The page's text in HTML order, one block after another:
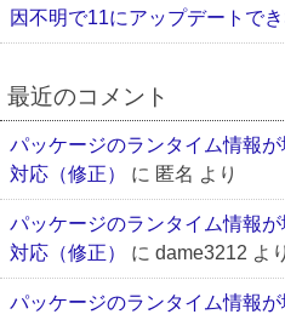
因不明で11にアップデートでき
最近のコメント
パッケージのランタイム情報
対応（修正）
に 匿名 より
パッケージのランタイム情報
対応（修正）
に dame3212 より
パッケージのランタイム情報